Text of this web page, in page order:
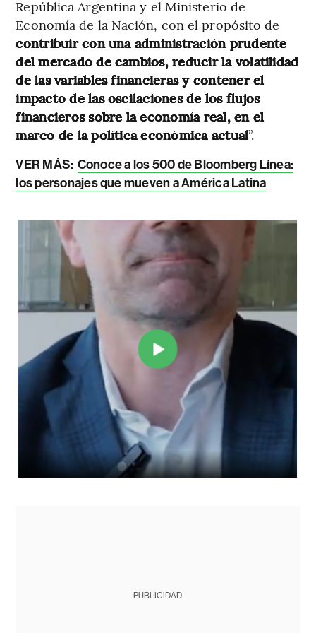
República Argentina y el Ministerio de
Economía de la Nación, con el propósito de
contribuir con una administración prudente
del mercado de cambios, reducir la volatilidad
de las variables financieras y contener el
impacto de las oscilaciones de los flujos
financieros sobre la economía real, en el
marco de la política económica actual”.
VER MÁS: Conoce a los 500 de Bloomberg Línea:
los personajes que mueven a América Latina
PUBLICIDAD